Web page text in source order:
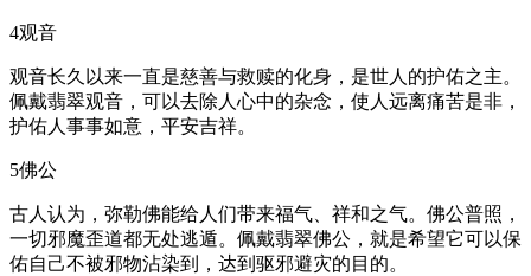
4观音
观音长久以来一直是慈善与救赎的化身，是世人的护佑之主。
佩戴翡翠观音，可以去除人心中的杂念，使人远离痛苦是非，
护佑人事事如意，平安吉祥。
5佛公
古人认为，弥勒佛能给人们带来福气、祥和之气。佛公普照，
一切邪魔歪道都无处逃遁。佩戴翡翠佛公，就是希望它可以保
佑自己不被邪物沾染到，达到驱邪避灾的目的。